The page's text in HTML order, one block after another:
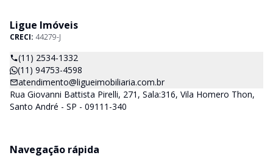
Ligue Imóveis
CRECI: 44279-J
(11) 2534-1332
(11) 94753-4598
atendimento@ligueimobiliaria.com.br
Rua Giovanni Battista Pirelli, 271, Sala:316, Vila Homero Thon,
Santo André - SP - 09111-340
Navegação rápida